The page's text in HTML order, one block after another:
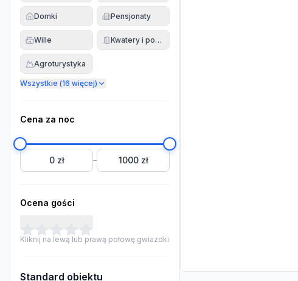
Domki Pensjonaty
Wille Kwatery i pokoje
Agroturystyka
Wszystkie (16 więcej)
Cena za noc
0 zł – 1000 zł
Ocena gości
Kliknij na lewą lub prawą połowę gwiazdki
Standard obiektu